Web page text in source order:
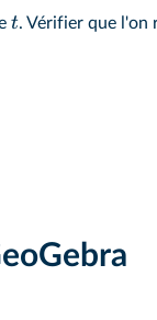
t. Vérifier que l'on